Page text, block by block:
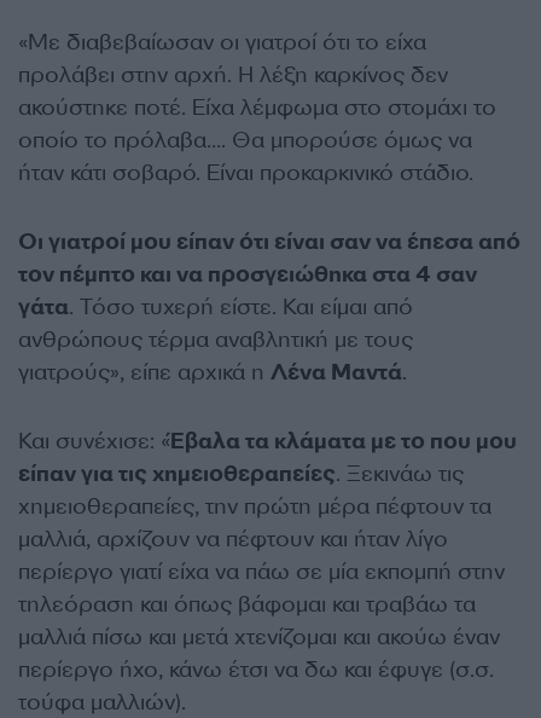
«Με διαβεβαίωσαν οι γιατροί ότι το είχα
προλάβει στην αρχή. Η λέξη καρκίνος δεν
ακούστηκε ποτέ. Είχα λέμφωμα στο στομάχι το
οποίο το πρόλαβα…. Θα μπορούσε όμως να
ήταν κάτι σοβαρό. Είναι προκαρκινικό στάδιο.
Οι γιατροί μου είπαν ότι είναι σαν να έπεσα από
τον πέμπτο και να προσγειώθηκα στα 4 σαν
γάτα. Τόσο τυχερή είστε. Και είμαι από
ανθρώπους τέρμα αναβλητική με τους
γιατρούς», είπε αρχικά η Λένα Μαντά.
Και συνέχισε: «Έβαλα τα κλάματα με το που μου
είπαν για τις χημειοθεραπείες. Ξεκινάω τις
χημειοθεραπείες, την πρώτη μέρα πέφτουν τα
μαλλιά, αρχίζουν να πέφτουν και ήταν λίγο
περίεργο γιατί είχα να πάω σε μία εκπομπή στην
τηλεόραση και όπως βάφομαι και τραβάω τα
μαλλιά πίσω και μετά χτενίζομαι και ακούω έναν
περίεργο ήχο, κάνω έτσι να δω και έφυγε (σ.σ.
τούφα μαλλιών).